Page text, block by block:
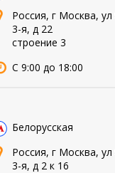
Россия, г Москва,
3-я, д 22
строение 3
С 9:00 до 18:00
Белорусская
Россия, г Москва,
3-я, д 2 к 16